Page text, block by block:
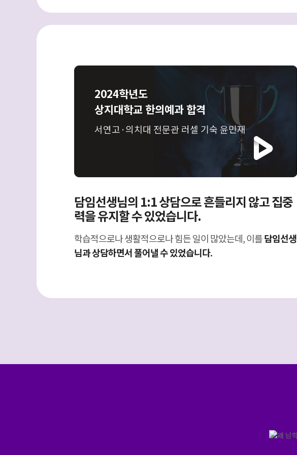
2024학년도
상지대학교 한의예과 합격
서연고·의치대 전문관 러셀 기숙 윤민재
담임선생님의 1:1 상담으로 흔들리지 않고 집중
력을 유지할 수 있었습니다.
학습적으로나 생활적으로나 힘든 일이 많았는데, 이를담임선생
님과 상담하면서 풀어낼 수 있었습니다.